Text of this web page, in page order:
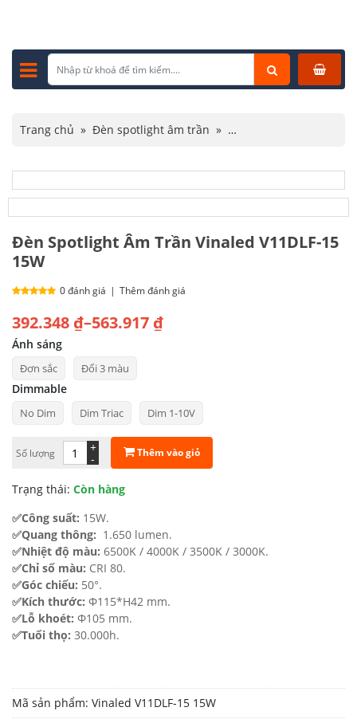
Trang chủ » Đèn spotlight âm trần »
Đèn Spotlight Âm Trần Vinaled V11DLF-15 15W
Đèn Spotlight Âm Trần Vinaled V11DLF-15
15W
0 đánh giá | Thêm đánh giá
392.348 ₫–563.917 ₫
Khoảng
giá:
từ
392.348 ₫
đến
563.917 ₫
Ánh sáng
Đơn sắc Đổi 3 màu
Dimmable
No Dim Dim Triac Dim 1-10V
Số lượng -
+ Thêm vào giỏ
Trạng thái: Còn hàng
✅Công suất: 15W.
✅Quang thông: 1.650 lumen.
✅Nhiệt độ màu: 6500K / 4000K / 3500K / 3000K.
✅Chỉ số màu: CRI 80.
✅Góc chiếu: 50°.
✅Kích thước: Φ115*H42 mm.
✅Lỗ khoét: Φ105 mm.
✅Tuổi thọ: 30.000h.
Mã sản phẩm: Vinaled V11DLF-15 15W